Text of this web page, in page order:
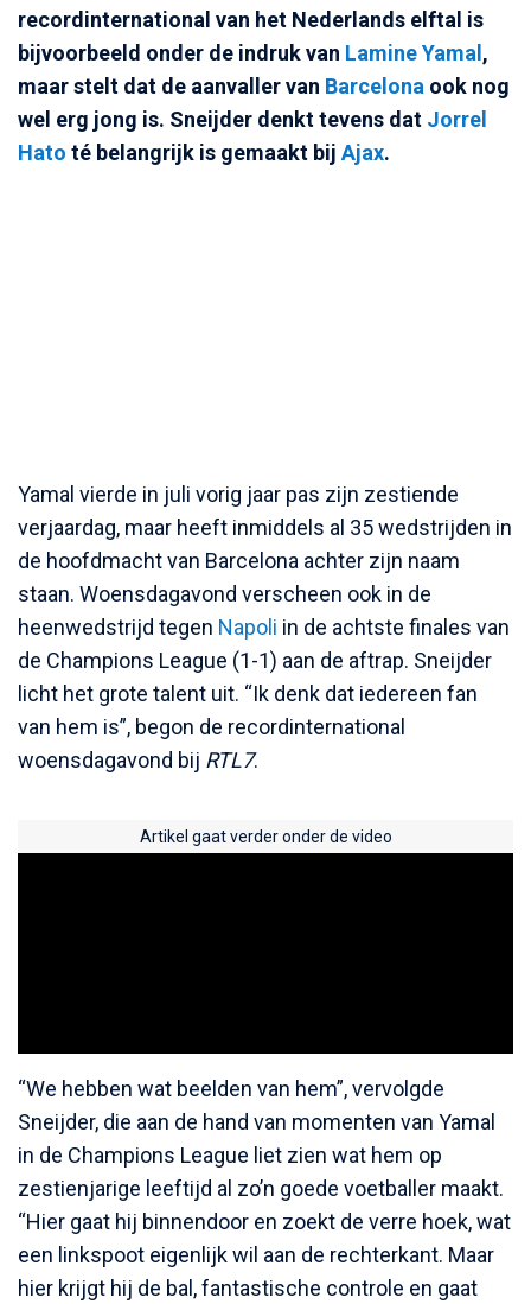
recordinternational van het Nederlands elftal is
bijvoorbeeld onder de indruk van Lamine Yamal ,
maar stelt dat de aanvaller van Barcelona ook nog
wel erg jong is. Sneijder denkt tevens dat Jorrel
Hato té belangrijk is gemaakt bij Ajax.
Yamal vierde in juli vorig jaar pas zijn zestiende
verjaardag, maar heeft inmiddels al 35 wedstrijden in
de hoofdmacht van Barcelona achter zijn naam
staan. Woensdagavond verscheen ook in de
heenwedstrijd tegen Napoli in de achtste finales van
de Champions League (1-1) aan de aftrap. Sneijder
licht het grote talent uit. “Ik denk dat iedereen fan
van hem is”, begon de recordinternational
woensdagavond bij RTL7.
Artikel gaat verder onder de video
“We hebben wat beelden van hem”, vervolgde
Sneijder, die aan de hand van momenten van Yamal
in de Champions League liet zien wat hem op
zestienjarige leeftijd al zo’n goede voetballer maakt.
“Hier gaat hij binnendoor en zoekt de verre hoek, wat
een linkspoot eigenlijk wil aan de rechterkant. Maar
hier krijgt hij de bal, fantastische controle en gaat